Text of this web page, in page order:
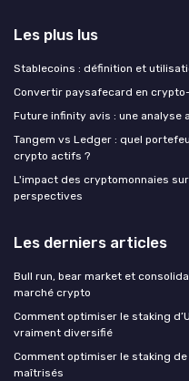
Les plus lus
Stablecoins : définition et
Convertir paysafecard en
Future infinity avis : une analyse
Tangem vs Ledger : quel
crypto actifs ?
L'impact des cryptomonnaies
perspectives
Les derniers articles
Bull run, bear market et
marché crypto
Comment optimiser le staking
vraiment diversifié
Comment optimiser le staking de
maîtrisés